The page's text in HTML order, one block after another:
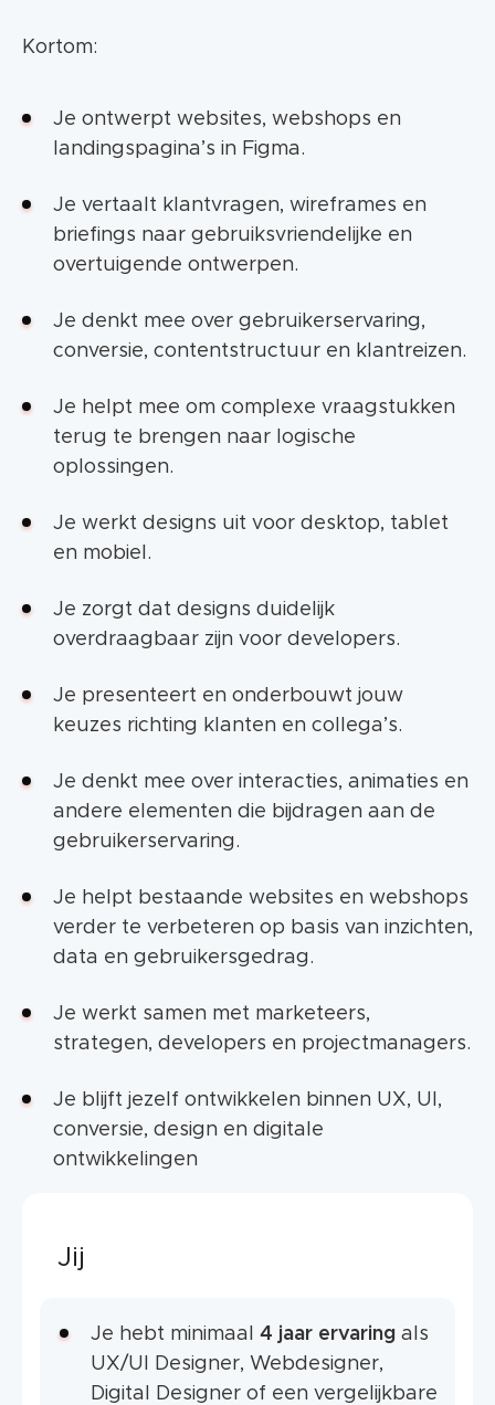
Kortom:
Je ontwerpt websites, webshops en
landingspagina’s in Figma.
Je vertaalt klantvragen, wireframes en
briefings naar gebruiksvriendelijke en
overtuigende ontwerpen.
Je denkt mee over gebruikerservaring,
conversie, contentstructuur en klantreizen.
Je helpt mee om complexe vraagstukken
terug te brengen naar logische
oplossingen.
Je werkt designs uit voor desktop, tablet
en mobiel.
Je zorgt dat designs duidelijk
overdraagbaar zijn voor developers.
Je presenteert en onderbouwt jouw
keuzes richting klanten en collega’s.
Je denkt mee over interacties, animaties en
andere elementen die bijdragen aan de
gebruikerservaring.
Je helpt bestaande websites en webshops
verder te verbeteren op basis van inzichten,
data en gebruikersgedrag.
Je werkt samen met marketeers,
strategen, developers en projectmanagers.
Je blijft jezelf ontwikkelen binnen UX, UI,
conversie, design en digitale
ontwikkelingen
Jij
Je hebt minimaal 4 jaar ervaring als
UX/UI Designer, Webdesigner,
Digital Designer of een vergelijkbare